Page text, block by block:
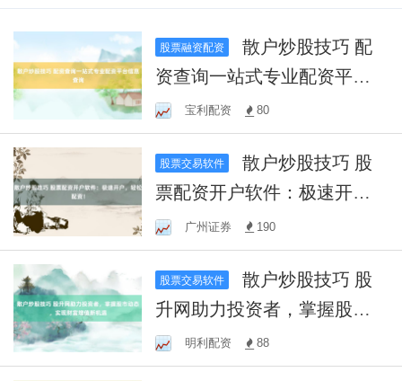
股票融资配资
散户炒股技巧 配
资查询一站式专业配资平台
信息查询
宝利配资 80
股票交易软件
散户炒股技巧 股
票配资开户软件：极速开
户，轻松配资！
广州证券 190
股票交易软件
散户炒股技巧 股
升网助力投资者，掌握股市
动态，实现财富增值新机遇
明利配资 88